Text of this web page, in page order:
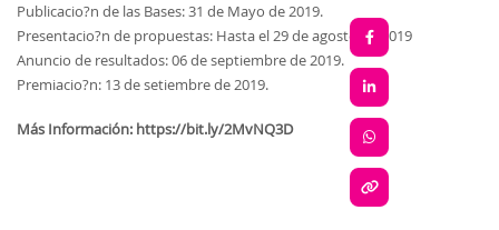
Publicacio?n de las Bases: 31 de Mayo de 2019.
Presentacio?n de propuestas: Hasta el 29 de agosto de 2019
Anuncio de resultados: 06 de septiembre de 2019.
Premiacio?n: 13 de setiembre de 2019.
Más Información: https://bit.ly/2MvNQ3D